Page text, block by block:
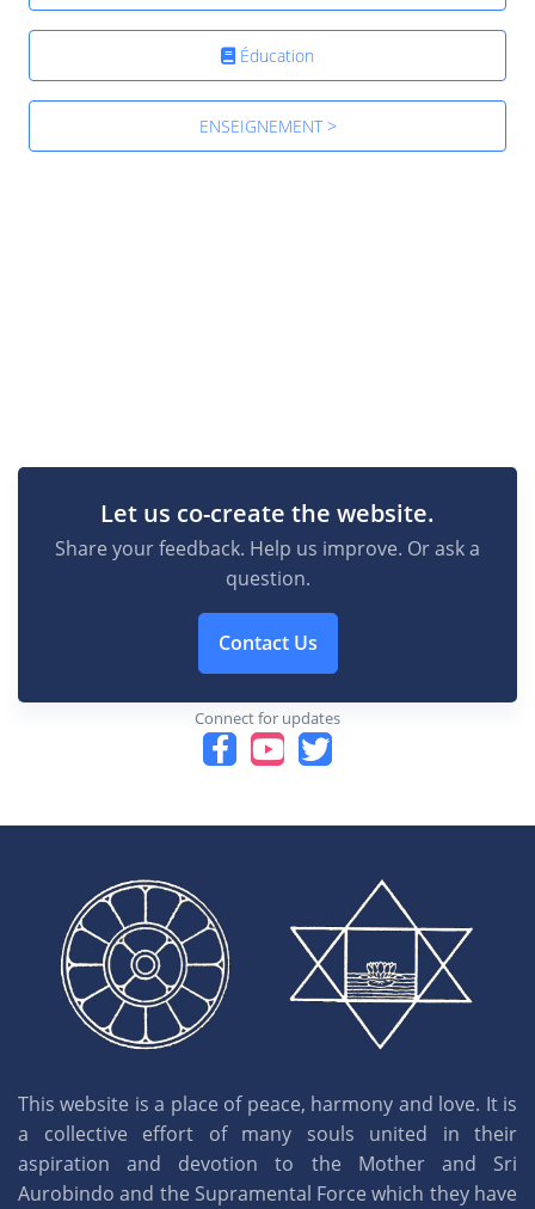
Éducation
ENSEIGNEMENT >
Let us co-create the website.
Share your feedback. Help us improve. Or ask a
question.
Contact Us
Connect for updates
This website is a place of peace, harmony and love. It is
a collective effort of many souls united in their
aspiration and devotion to the Mother and Sri
Aurobindo and the Supramental Force which they have